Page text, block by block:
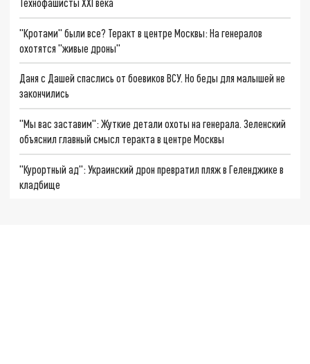
"Кротами" были все? Теракт в центре Москвы: На генералов
охотятся "живые дроны"
Даня с Дашей спаслись от боевиков ВСУ. Но беды для малышей не
закончились
"Мы вас заставим": Жуткие детали охоты на генерала. Зеленский
объяснил главный смысл теракта в центре Москвы
"Курортный ад": Украинский дрон превратил пляж в Геленджике в
кладбище